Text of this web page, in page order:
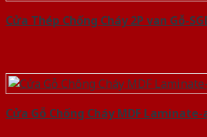
Cửa Thép Chống Cháy 2P van Gỗ-
Cửa Gỗ Chống Cháy MDF Laminate-